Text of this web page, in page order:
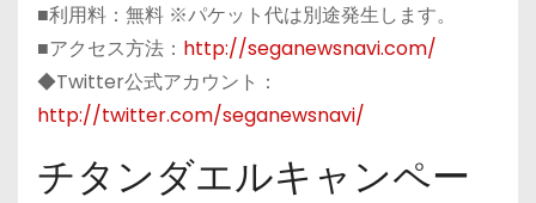
■利用料：無料 ※パケット代は別途発生します。
■アクセス方法： http://seganewsnavi.com/
◆Twitter公式アカウント：
http://twitter.com/seganewsnavi/
チタンダエルキャンペー